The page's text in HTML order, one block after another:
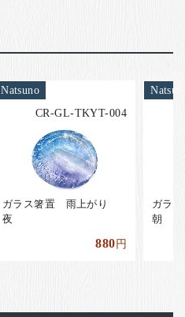
Natsuno
CR-GL-TKYT-004
ガラス箸置 雨上がり
夜
880円
ガラ
朝